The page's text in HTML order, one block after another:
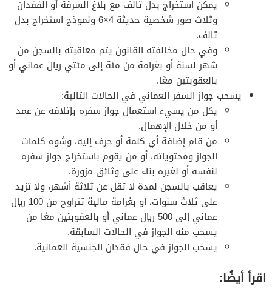
يمكن استخراج بدل تالف مع بلاغ السرقة أو الفقدان
وثلاث صور شخصية حديثة 4×6 ونموذج استخراج بدل
تالف.
وفي حال مخالفته القانون يتم معاقبته بالسجن من
شهر لسنة أو بغرامة من مئة إلى مئتي ريال عماني أو
بالعقوبتين معًا.
يسحب جواز السفر العماني في الحالات التالية:
يكل من يسيء استعمال جواز سفره بإتلافه عن عمد
أو من خلال الإهمال.
من قام إضافة أي كلمة أو حرف إليه، وشوه كلمات
الجواز ومحتوياته، أو من يقوم باستخراج جواز سفره
لنفسه أو لغيره بناء على وثائق مزورة.
يعاقب بالسجن لمدة لا تقل عن ثلاثة أشهر، ولا تزيد
على ثلاث سنوات، أو بغرامة مالية تتراوح من 100 ريال
عماني إلى 500 ريال عماني أو بالعقوبتين معًا من
يسحب منه الجواز في الحالات السابقة.
يسحب الجواز في حال فقدان الجنسية العمانية.
اقرأ أيضًا: